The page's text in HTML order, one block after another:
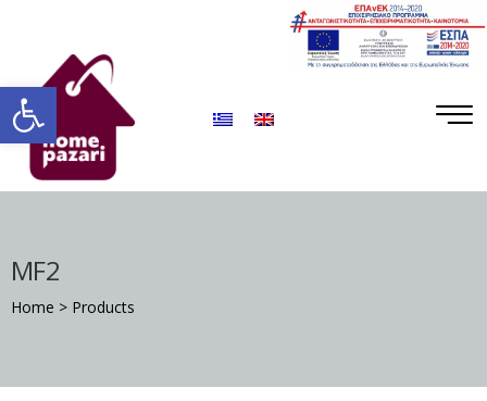
Ανοίξτε τη γραμμή εργαλείων
MF2
Home > Products